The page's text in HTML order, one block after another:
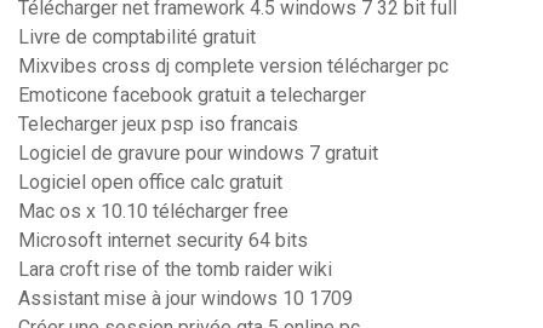
Télécharger net framework 4.5 windows 7 32 bit full
Livre de comptabilité gratuit
Mixvibes cross dj complete version télécharger pc
Emoticone facebook gratuit a telecharger
Telecharger jeux psp iso francais
Logiciel de gravure pour windows 7 gratuit
Logiciel open office calc gratuit
Mac os x 10.10 télécharger free
Microsoft internet security 64 bits
Lara croft rise of the tomb raider wiki
Assistant mise à jour windows 10 1709